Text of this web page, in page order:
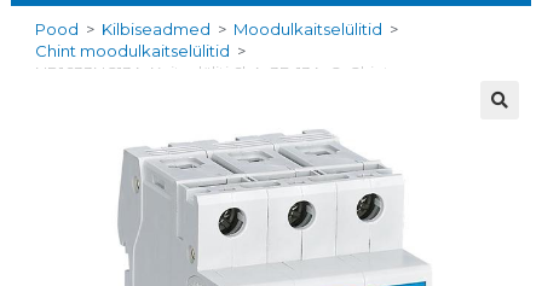
Pood > Kilbiseadmed > Moodulkaitselülitid >
Chint moodulkaitselülitid >
NB1633NC13A, Kaitselüliti 6kA, 3F, 13A, C, Chint